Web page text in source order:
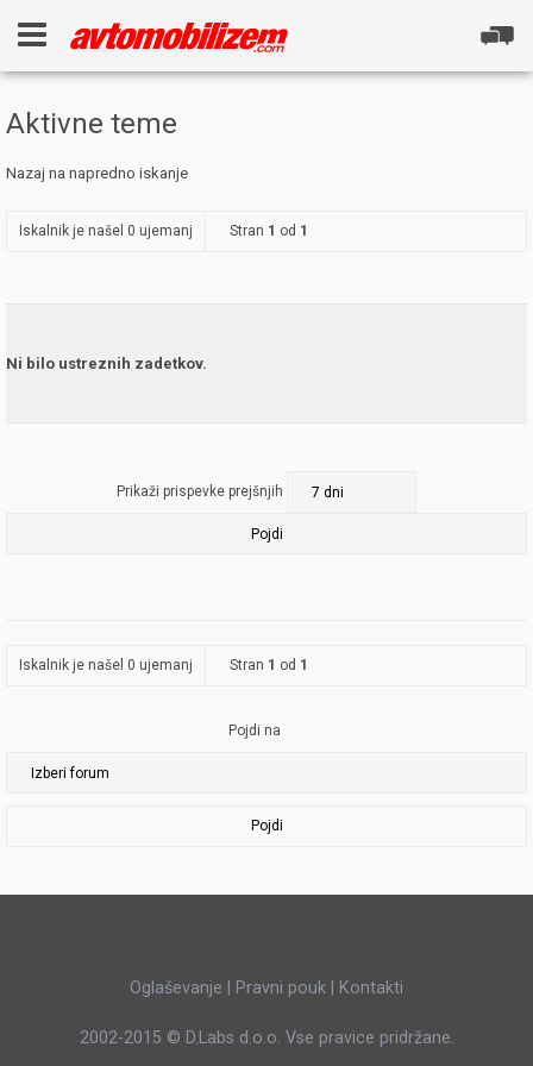
Aktivne teme
Nazaj na napredno iskanje
Iskalnik je našel 0 ujemanj Stran 1 od 1
Ni bilo ustreznih zadetkov.
Prikaži prispevke prejšnjih
Iskalnik je našel 0 ujemanj Stran 1 od 1
Pojdi na
Pojdi
Oglaševanje Pravni pouk Kontakti
2002-2015 © D.Labs d.o.o. Vse pravice pridržane.